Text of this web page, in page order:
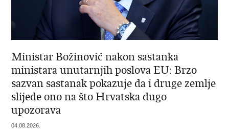
Ministar Božinović nakon sastanka
ministara unutarnjih poslova EU: Brzo
sazvan sastanak pokazuje da i druge zemlje
slijede ono na što Hrvatska dugo
upozorava
04.08.2026.